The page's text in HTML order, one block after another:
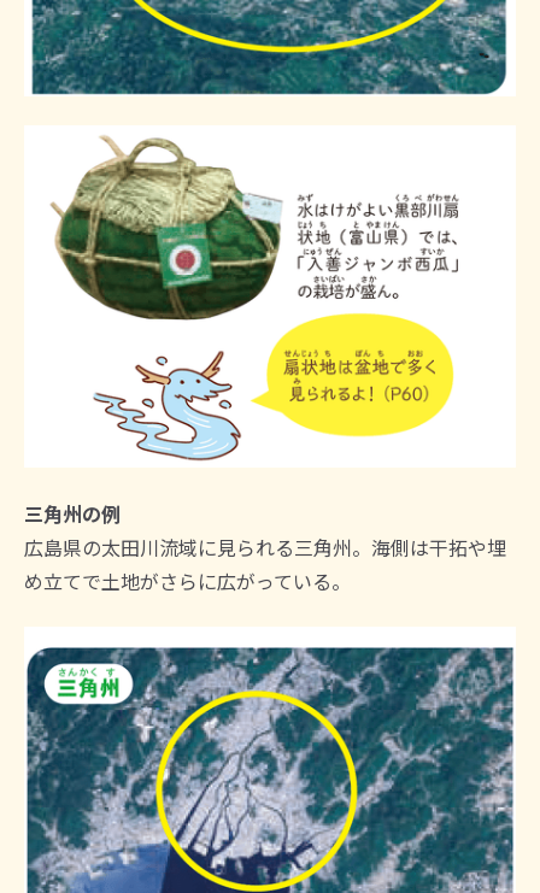
三角州の例
広島県の太田川流域に見られる三角州。海側は干拓や埋
め立てで土地がさらに広がっている。